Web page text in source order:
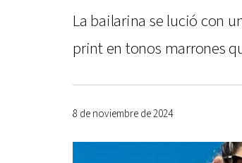
La bailarina se lució con
print en tonos marrones
8 de noviembre de 2024